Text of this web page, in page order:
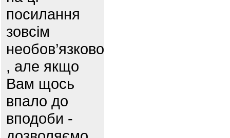
посилання
зовсім
необов’язково
, але якщо
Вам щось
впало до
вподоби -